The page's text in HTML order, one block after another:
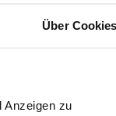
Über
Anzeigen zu
senden Ihnen